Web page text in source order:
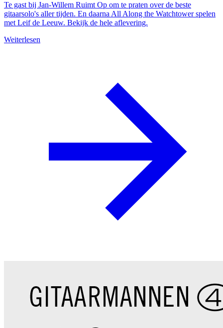
Te gast bij Jan-Willem Ruimt Op om te praten over de beste
gitaarsolo's aller tijden. En daarna All Along the Watchtower spelen
met Leif de Leeuw. Bekijk de hele aflevering.
Weiterlesen